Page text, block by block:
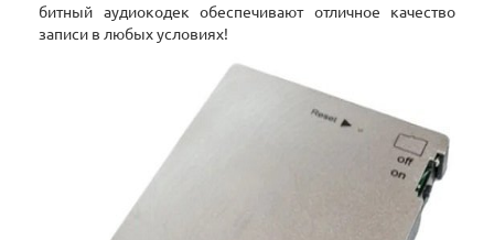
битный аудиокодек обеспечивают отличное качество
записи в любых условиях!